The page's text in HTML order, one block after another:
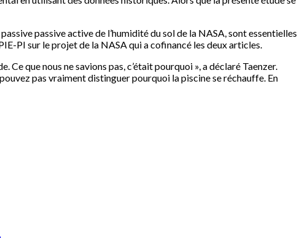
passive active de l’humidité du sol de la NASA, sont essentielles
PI sur le projet de la NASA qui a cofinancé les deux articles.
Ce que nous ne savions pas, c’était pourquoi », a déclaré Taenzer.
pas vraiment distinguer pourquoi la piscine se réchauffe. En